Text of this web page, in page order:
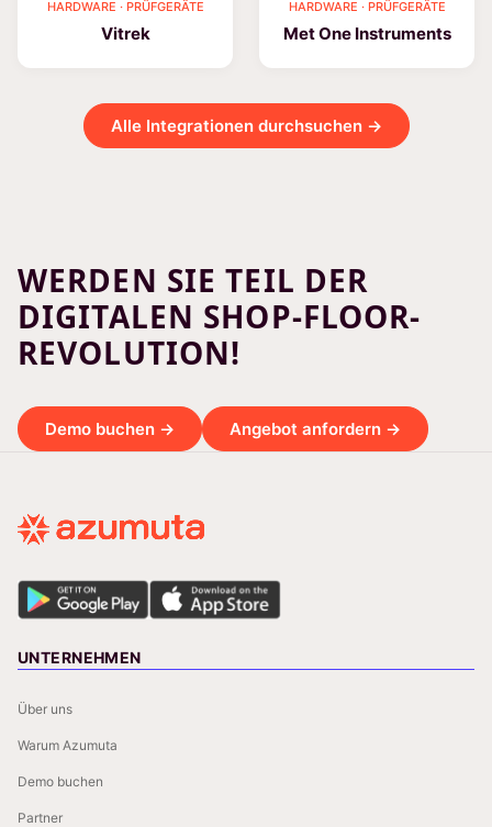
HARDWARE · PRÜFGERÄTE
Vitrek
HARDWARE · PRÜFGERÄTE
Met One Instruments
Alle Integrationen durchsuchen →
WERDEN SIE TEIL DER
DIGITALEN SHOP-FLOOR-
REVOLUTION!
Demo buchen → Angebot anfordern →
UNTERNEHMEN
Über uns
Warum Azumuta
Demo buchen
Partner